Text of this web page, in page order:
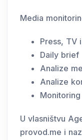
Media
Press, TV
Daily brief
Analize
Analize
U vlasništvu
provod.me i